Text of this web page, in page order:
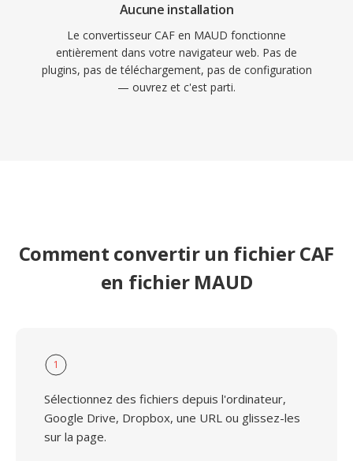
Aucune installation
Le convertisseur CAF en MAUD fonctionne
entièrement dans votre navigateur web. Pas de
plugins, pas de téléchargement, pas de configuration
— ouvrez et c'est parti.
Comment convertir un fichier CAF
en fichier MAUD
1
Sélectionnez des fichiers depuis l'ordinateur,
Google Drive, Dropbox, une URL ou glissez-les
sur la page.